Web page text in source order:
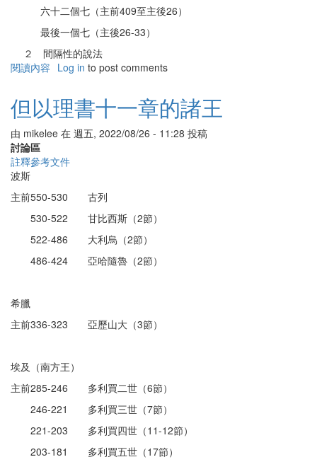
六十二個七（主前409至主後26）
最後一個七（主後26-33）
２ 間隔性的說法
閱讀內容 有
以
書
難
「七
個
七」
Log in to post comments
但以理書十一章的諸王
由 mikelee 在 週五, 2022/08/26 - 11:28 投稿
討論區
註釋參考文件
波斯
主前550-530 古列
530-522 甘比西斯（2節）
522-486 大利烏（2節）
486-424 亞哈隨魯（2節）
希臘
主前336-323 亞歷山大（3節）
埃及（南方王）
主前285-246 多利買二世（6節）
246-221 多利買三世（7節）
221-203 多利買四世（11-12節）
203-181 多利買五世（17節）